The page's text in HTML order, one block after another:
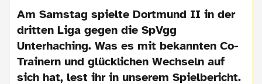
Am Samstag spielte Dortmund II in der
dritten Liga gegen die SpVgg
Unterhaching. Was es mit bekannten Co-
Trainern und glücklichen Wechseln auf
sich hat, lest ihr in unserem Spielbericht.